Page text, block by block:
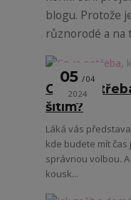
blogu. Protože
různorodé a na
05 04
2024
Co je
šitím?
Láká vás
kde budete mít čas
správnou volbou.
kousk...